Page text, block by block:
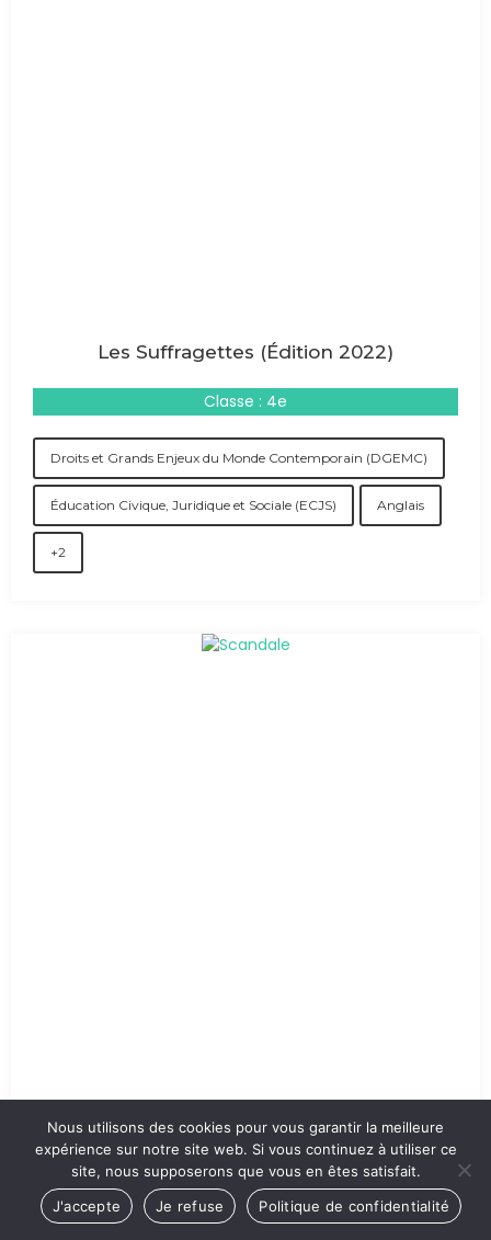
Les Suffragettes (Édition 2022)
Classe : 4e
Droits et Grands Enjeux du Monde Contemporain (DGEMC)
Éducation Civique, Juridique et Sociale (ECJS) Anglais
+2
Scandale
Classe : 2e
Nous utilisons des cookies pour vous garantir la meilleure
expérience sur notre site web. Si vous continuez à utiliser ce
site, nous supposerons que vous en êtes satisfait.
J'accepte
Je refuse Politique de confidentialité